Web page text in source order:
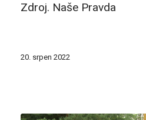
Zdroj. Naše Pravda
20. srpen 2022